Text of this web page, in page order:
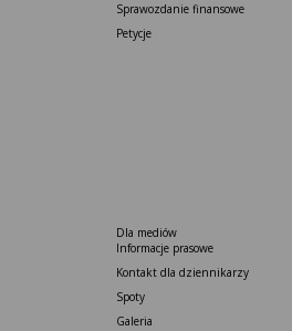
Sprawozdanie finansowe
Petycje
Dla mediów
Informacje prasowe
Kontakt dla dziennikarzy
Spoty
Galeria